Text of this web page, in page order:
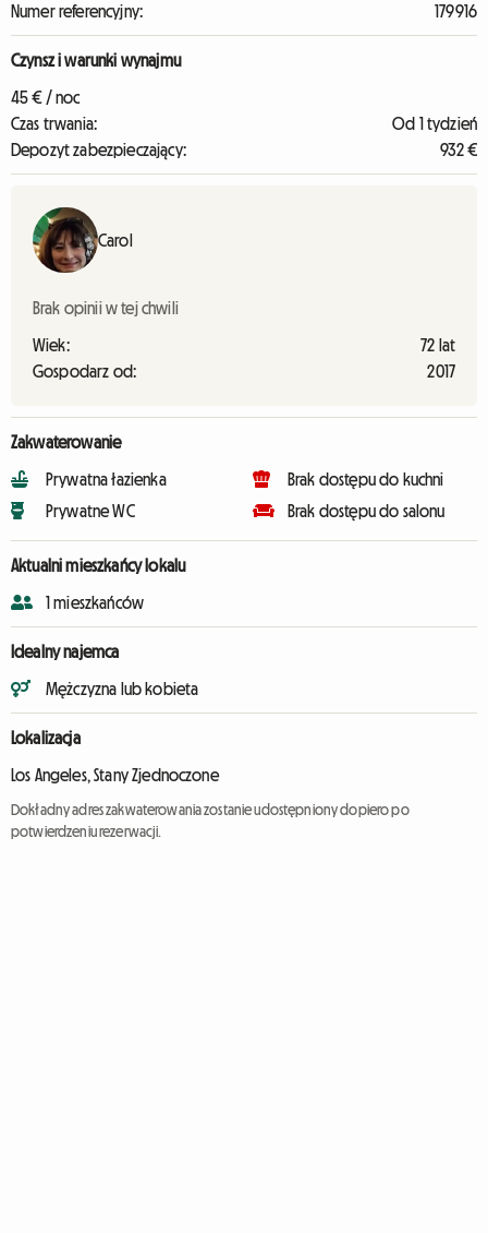
Numer referencyjny:
179916
Czynsz i warunki wynajmu
45 € / noc
Czas trwania:
Od 1 tydzień
Depozyt zabezpieczający:
932 €
Carol
Brak opinii w tej chwili
Wiek:
72 lat
Gospodarz od:
2017
Zakwaterowanie
Prywatna łazienka
Prywatne WC
Brak dostępu do kuchni
Brak dostępu do salonu
Aktualni mieszkańcy lokalu
1 mieszkańców
Idealny najemca
Mężczyzna lub kobieta
Lokalizacja
Los Angeles, Stany Zjednoczone
Dokładny adres zakwaterowania zostanie udostępniony dopiero po
potwierdzeniu rezerwacji.